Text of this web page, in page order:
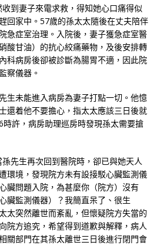
到妻子來電求救，得知她心口痛得似
回家中。57歲的孫太太隨後在丈夫陪伴
急症室治理。入院後，妻子獲急症室醫
酸甘油）的抗心絞痛藥物，及後安排轉
科病房後卻被診斷為腸胃不適，因此院
察儀器。
生未能進入病房為妻子打點一切。他憶
還着他不要擔心，指太太應該三日後就
許，病房助理巡房時發現孫太需要搶
先生再次回到醫院時，卻已與她天人
環境，發現院方未有設接駁心臟監測儀
臟問題入院，為甚麼你（院方）沒有
臟監測儀器）？我簡直呆了、很生
太突然離世而紊亂，但懷疑院方失當的
院方追究，希望得到道歉與解釋，病人
關部門在其孫太離世三日後進行閉門會